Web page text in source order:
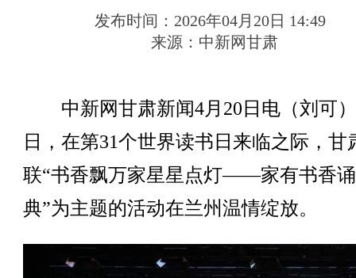
发布时间： 2026年04月20日 14:49
来源： 中新网甘肃
中新网甘肃新闻4月20日电（刘可
日，在第31个世界读书日来临之际，甘
联“书香飘万家星星点灯——家有书香
典”为主题的活动在兰州温情绽放。